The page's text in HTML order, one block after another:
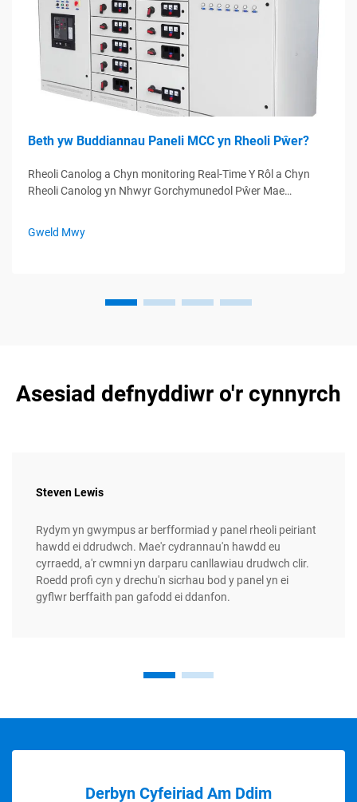
Beth yw Buddiannau Paneli MCC yn Rheoli Pŵer?
Rheoli Canolog a Chyn monitoring Real-Time Y Rôl a Chyn
Rheoli Canolog yn Nhwyr Gorchymunedol Pŵer Mae
Peiriant (MCCs). Mae'r panelau rheoli hyn yn dod â phob...
Gweld Mwy
Asesiad defnyddiwr o'r cynnyrch
Steven Lewis
Rydym yn gwympus ar berfformiad y panel rheoli peiriant
hawdd ei ddrudwch. Mae'r cydrannau'n hawdd eu
cyrraedd, a'r cwmni yn darparu canllawiau drudwch clir.
Roedd profi cyn y drechu'n sicrhau bod y panel yn ei
gyflwr berffaith pan gafodd ei ddanfon.
Derbyn Cyfeiriad Am Ddim